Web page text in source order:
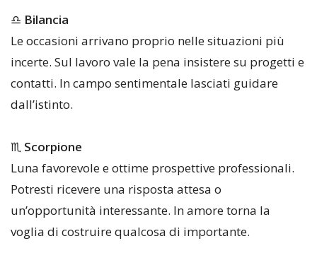
♎ Bilancia
Le occasioni arrivano proprio nelle situazioni più
incerte. Sul lavoro vale la pena insistere su progetti e
contatti. In campo sentimentale lasciati guidare
dall’istinto.
♏ Scorpione
Luna favorevole e ottime prospettive professionali.
Potresti ricevere una risposta attesa o
un’opportunità interessante. In amore torna la
voglia di costruire qualcosa di importante.